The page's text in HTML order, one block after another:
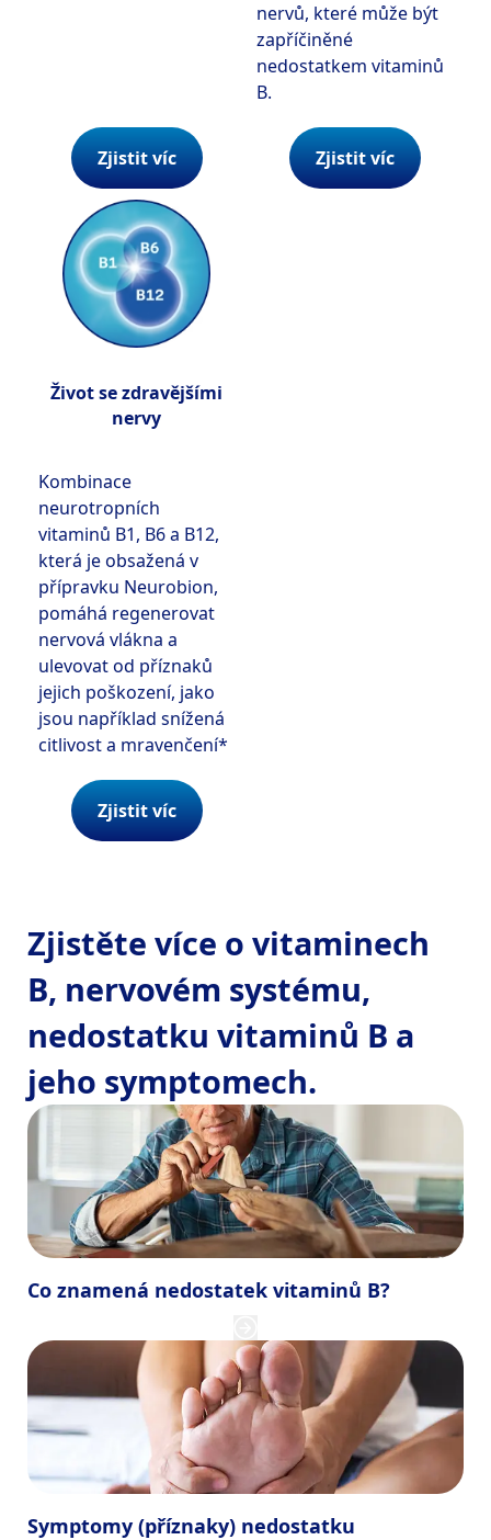
Zjistit víc
nervů, které může být
zapříčiněné
nedostatkem vitaminů
B.
Zjistit víc
Život se zdravějšími
nervy
Kombinace
neurotropních
vitaminů B1, B6 a B12,
která je obsažená v
přípravku Neurobion,
pomáhá regenerovat
nervová vlákna a
ulevovat od příznaků
jejich poškození, jako
jsou například snížená
citlivost a mravenčení*
Zjistit víc
Zjistěte více o vitaminech
B, nervovém systému,
nedostatku vitaminů B a
jeho symptomech.
Co znamená nedostatek vitaminů B?
Symptomy (příznaky) nedostatku